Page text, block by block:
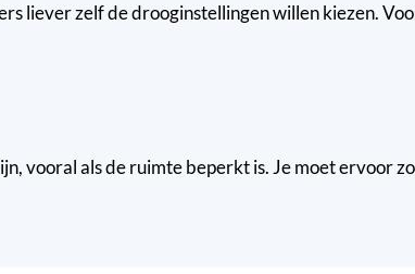
liever zelf de drooginstellingen willen kiezen.
vooral als de ruimte beperkt is. Je moet ervoor